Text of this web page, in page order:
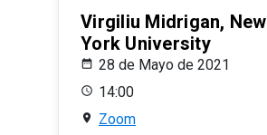
Virgiliu Midrigan, New
York University
28 de Mayo de 2021
14:00
Zoom